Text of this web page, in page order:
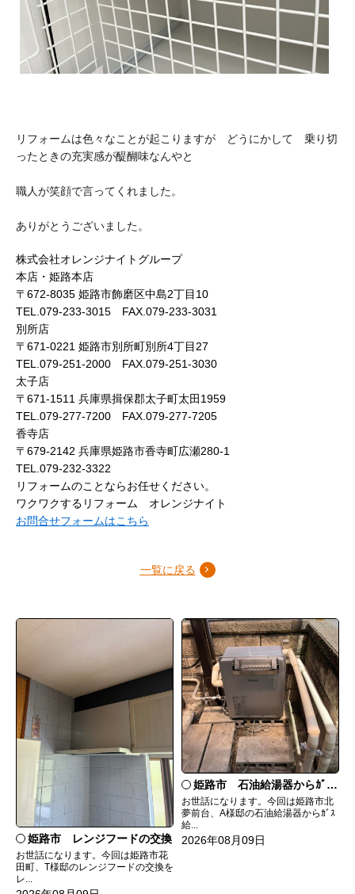
リフォームは色々なことが起こりますが どうにかして 乗り切
ったときの充実感が醍醐味なんやと
職人が笑顔で言ってくれました。
ありがとうございました。
株式会社オレンジナイトグループ
本店・姫路本店
〒672-8035 姫路市飾磨区中島2丁目10
TEL.079-233-3015 FAX.079-233-3031
別所店
〒671-0221 姫路市別所町別所4丁目27
TEL.079-251-2000 FAX.079-251-3030
太子店
〒671-1511 兵庫県揖保郡太子町太田1959
TEL.079-277-7200 FAX.079-277-7205
香寺店
〒679-2142 兵庫県姫路市香寺町広瀬280-1
TEL.079-232-3322
リフォームのことならお任せください。
ワクワクするリフォーム オレンジナイト
お問合せフォームはこちら
一覧に戻る
姫路市 レンジフードの交換
お世話になります。今回は姫路市花
田町、T様邸のレンジフードの交換を
レ...
姫路市 石油給湯器からｶﾞｽ給湯器へ取替
お世話になります。今回は姫路市北
夢前台、A様邸の石油給湯器からｶﾞｽ
給...
2026年08月09日